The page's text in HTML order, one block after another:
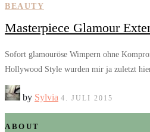
BEAUTY
Masterpiece Glamour
Sofort glamouröse Wimpern ohne
Hollywood Style wurden mir ja zuletzt
by Sylvia 4. JULI 2015
ABOUT